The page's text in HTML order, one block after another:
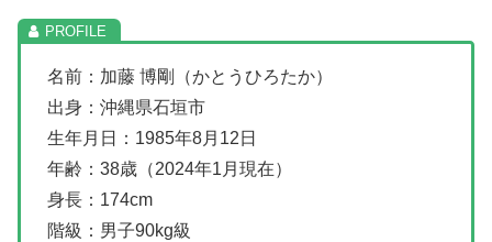
名前：加藤 博剛（かとうひろたか）
出身：沖縄県石垣市
生年月日：1985年8月12日
年齢：38歳（2024年1月現在）
身長：174cm
階級：男子90kg級